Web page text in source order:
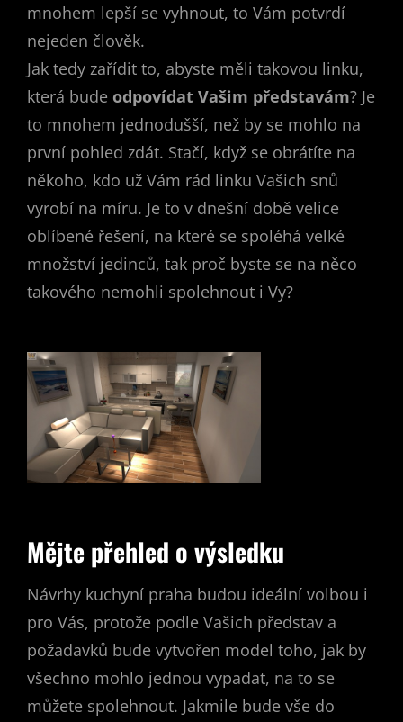
mnohem lepší se vyhnout, to Vám potvrdí
nejeden člověk.
Jak tedy zařídit to, abyste měli takovou linku,
která bude odpovídat Vašim představám? Je
to mnohem jednodušší, než by se mohlo na
první pohled zdát. Stačí, když se obrátíte na
někoho, kdo už Vám rád linku Vašich snů
vyrobí na míru. Je to v dnešní době velice
oblíbené řešení, na které se spoléhá velké
množství jedinců, tak proč byste se na něco
takového nemohli spolehnout i Vy?
Mějte přehled o výsledku
Návrhy kuchyní praha budou ideální volbou i
pro Vás, protože podle Vašich představ a
požadavků bude vytvořen model toho, jak by
všechno mohlo jednou vypadat, na to se
můžete spolehnout. Jakmile bude vše do